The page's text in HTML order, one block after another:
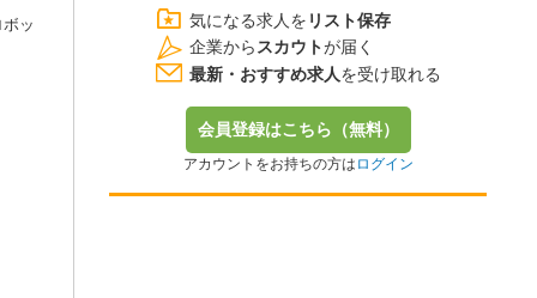
ッ 気になる求人を リスト保存
企業から スカウトが届く
最新・おすすめ求人を受け取れる
会員登録はこちら（無料）
アカウントをお持ちの方は ログイン